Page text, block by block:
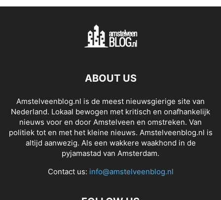
ABOUT US
Amstelveenblog.nl is de meest nieuwsgierige site van
Nederland. Lokaal bewogen met kritisch en onafhankelijk
nieuws voor en door Amstelveen en omstreken. Van
politiek tot en met het kleine nieuws. Amstelveenblog.nl is
altijd aanwezig. Als een wakkere waakhond in de
pyjamastad van Amsterdam.
Contact us: info@amstelveenblog.nl